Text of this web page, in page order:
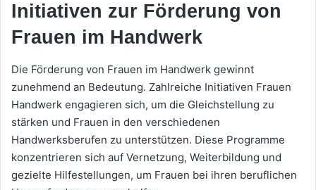
Initiativen zur Förderung von
Frauen im Handwerk
Die Förderung von Frauen im Handwerk gewinnt
zunehmend an Bedeutung. Zahlreiche Initiativen Frauen
Handwerk engagieren sich, um die Gleichstellung zu
stärken und Frauen in den verschiedenen
Handwerksberufen zu unterstützen. Diese Programme
konzentrieren sich auf Vernetzung, Weiterbildung und
gezielte Hilfestellungen, um Frauen bei ihren beruflichen